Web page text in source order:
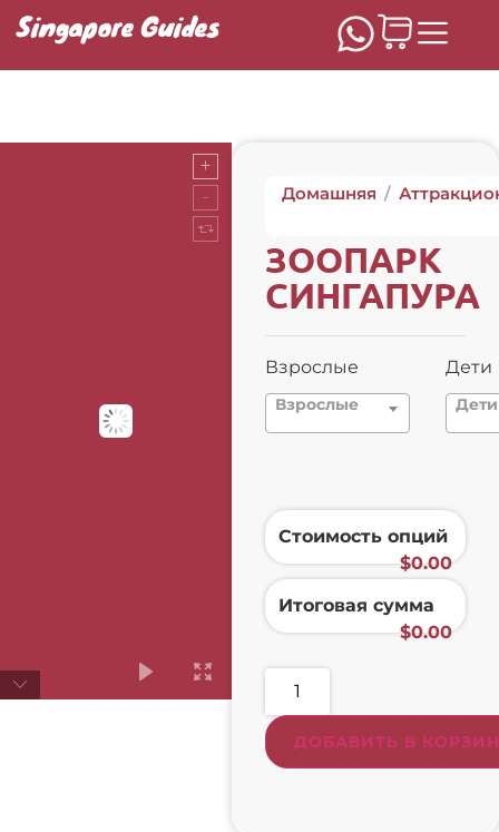
Singapore Guides
Домашняя /
ЗООПАРК
СИНГАПУРА
Взрослые
Взрослые
Дети
Дети
Стоимость опций
$‎0.00
Итоговая сумма
$‎0.00
ДОБАВИТЬ В